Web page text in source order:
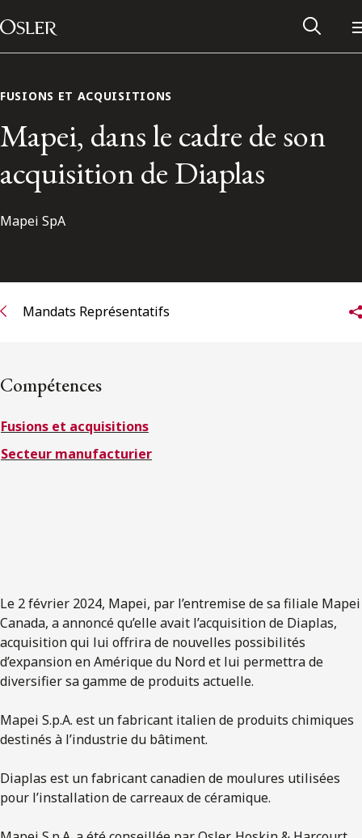
Passer au contenu
Main Navigation
Réseau des anciens d’Osler
S’abonner aux articles Osler
S’abonner
FUSIONS ET ACQUISITIONS
Mapei, dans le cadre de son
acquisition de Diaplas
Mapei SpA
Mandats Représentatifs
Compétences
Fusions et acquisitions
Secteur manufacturier
Le 2 février 2024, Mapei, par l’entremise de sa filiale Mapei
Canada, a annoncé qu’elle avait l’acquisition de Diaplas,
acquisition qui lui offrira de nouvelles possibilités
d’expansion en Amérique du Nord et lui permettra de
diversifier sa gamme de produits actuelle.
Mapei S.p.A. est un fabricant italien de produits chimiques
destinés à l’industrie du bâtiment.
Diaplas est un fabricant canadien de moulures utilisées
pour l’installation de carreaux de céramique.